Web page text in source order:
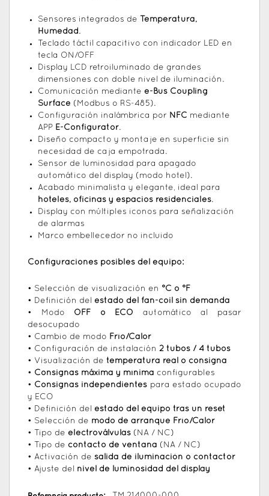
Sensores integrados de
Temperatura,
Humedad.
Teclado táctil capacitivo con indicador LED en
tecla ON/OFF
Display LCD retroiluminado de grandes
dimensiones con doble nivel de iluminación.
Comunicación mediante e-Bus Coupling
Surface (Modbus o RS-485).
Configuración inalámbrica por NFC mediante
APP E-Configurator.
Diseño compacto y montaje en superficie sin
necesidad de caja empotrada.
Sensor de luminosidad para apagado
automático del display (modo hotel).
Acabado minimalista y elegante, ideal para
hoteles, oficinas y espacios residenciales.
Display con múltiples iconos para señalización
de alarmas
Marco embellecedor no incluido
Configuraciones posibles del equipo:
• Selección de visualización en °C o °F
• Definición del estado del fan-coil sin demanda
• Modo OFF o ECO
automático al pasar
desocupado
• Cambio de modo Frío/Calor
• Configuración de instalación 2 tubos / 4 tubos
• Visualización de temperatura real o consigna
• Consignas máxima y mínima configurables
• Consignas independientes para estado ocupado
y ECO
• Definición del estado del equipo tras un reset
• Selección de modo de arranque Frío/Calor
• Tipo de electroválvulas (NA / NC)
• Tipo de contacto de ventana (NA / NC)
• Activación de salida de iluminación o contactor
• Ajuste del nivel de luminosidad del display